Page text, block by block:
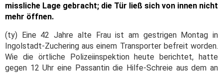
missliche Lage gebracht; die Tür ließ sich von innen nicht
mehr öffnen.
(ty) Eine 42 Jahre alte Frau ist am gestrigen Montag in
Ingolstadt-Zuchering aus einem Transporter befreit worden.
Wie die örtliche Polizeiinspektion heute berichtet, hatte
gegen 12 Uhr eine Passantin die Hilfe-Schreie aus dem an